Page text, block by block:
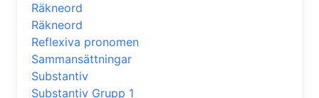
Räkneord
Räkneord
Reflexiva pronomen
Sammansättningar
Substantiv
Substantiv Grupp 1